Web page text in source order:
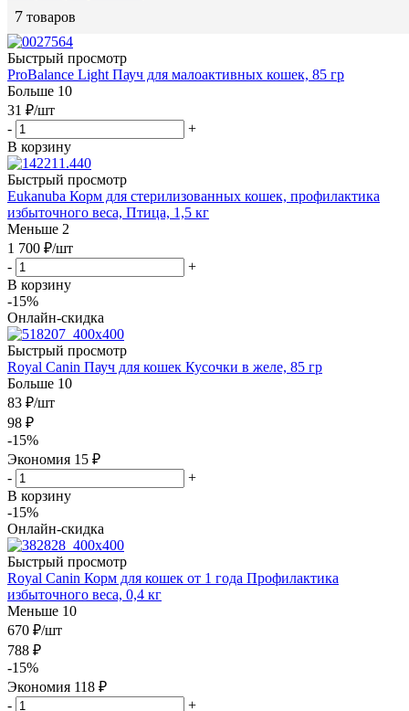
7 товаров
Быстрый просмотр
ProBalance Light Пауч для малоактивных кошек, 85 гр
Больше 10
31 ₽/шт
-
+
В корзину
Быстрый просмотр
Eukanuba Корм для стерилизованных кошек, профилактика
избыточного веса, Птица, 1,5 кг
Меньше 2
1 700 ₽/шт
-
+
В корзину
-15%
Онлайн-скидка
Быстрый просмотр
Royal Canin Пауч для кошек Кусочки в желе, 85 гр
Больше 10
83 ₽/шт
98 ₽
-15%
Экономия 15 ₽
-
+
В корзину
-15%
Онлайн-скидка
Быстрый просмотр
Royal Canin Корм для кошек от 1 года Профилактика
избыточного веса, 0,4 кг
Меньше 10
670 ₽/шт
788 ₽
-15%
Экономия 118 ₽
-
+